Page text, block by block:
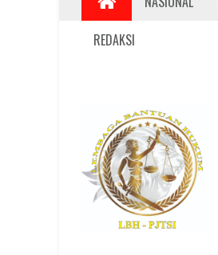
REDAKSI